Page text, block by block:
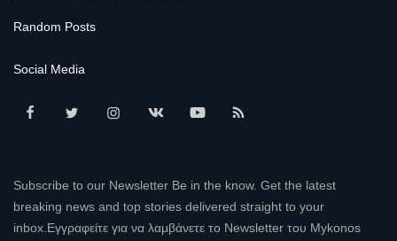
Random Posts
Social Media
Subscribe to our Newsletter Be in the know. Get the latest
breaking news and top stories delivered straight to your
inbox.Εγγραφείτε για να λαμβάνετε το Newsletter του Mykonos